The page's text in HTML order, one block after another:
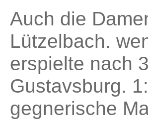
Auch die
Lützelbach.
erspielte nach
Gustavsburg.
gegnerische